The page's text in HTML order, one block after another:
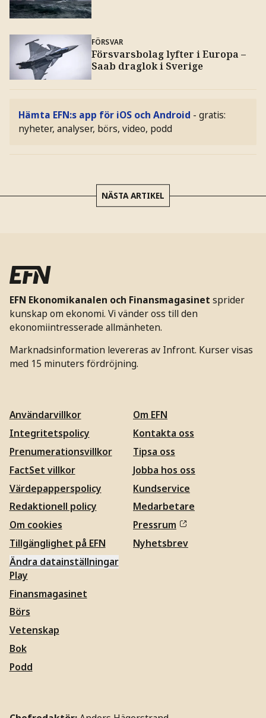
FÖRSVAR
Försvarsbolag lyfter i Europa –
Saab draglok i Sverige
Hämta EFN:s app för iOS och Android - gratis:
nyheter, analyser, börs, video, podd
NÄSTA ARTIKEL
EFN Ekonomikanalen och Finansmagasinet sprider
kunskap om ekonomi. Vi vänder oss till den
ekonomiintresserade allmänheten.
Marknadsinformation levereras av Infront. Kurser visas
med 15 minuters fördröjning.
Användarvillkor
Integritetspolicy
Prenumerationsvillkor
FactSet villkor
Värdepapperspolicy
Redaktionell policy
Om cookies
Tillgänglighet på EFN
Ändra datainställningar
Om EFN
Kontakta oss
Tipsa oss
Jobba hos oss
Kundservice
Medarbetare
Pressrum
Nyhetsbrev
Play
Finansmagasinet
Börs
Vetenskap
Bok
Podd